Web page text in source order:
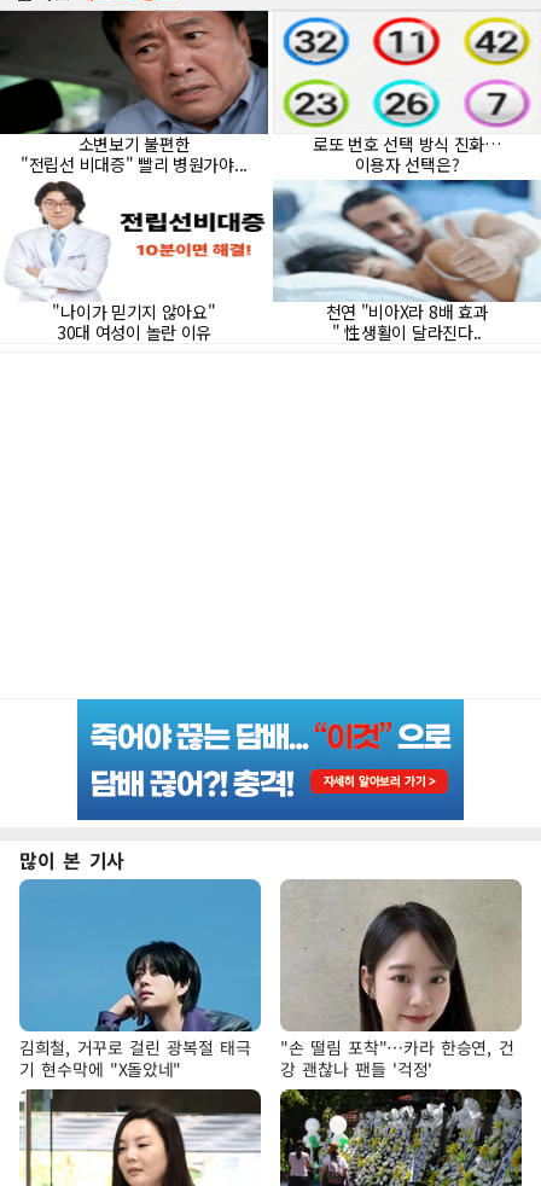
많이 본 기사
김희철, 거꾸로 걸린 광복절 태극
기 현수막에 "X돌았네"
"손 떨림 포착"…카라 한승연, 건
강 괜찮나 팬들 '걱정'